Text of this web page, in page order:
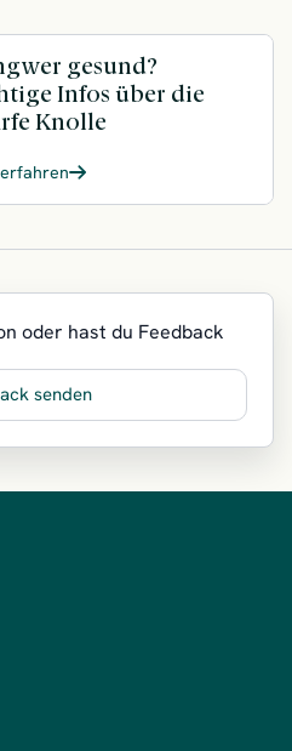
gesund?
Infos über die
Knolle
oder hast du Feedback
senden